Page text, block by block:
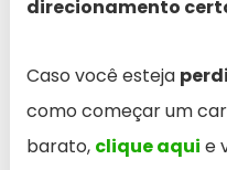
direcionamento
Caso você esteja
como começar um
barato, clique aqui e